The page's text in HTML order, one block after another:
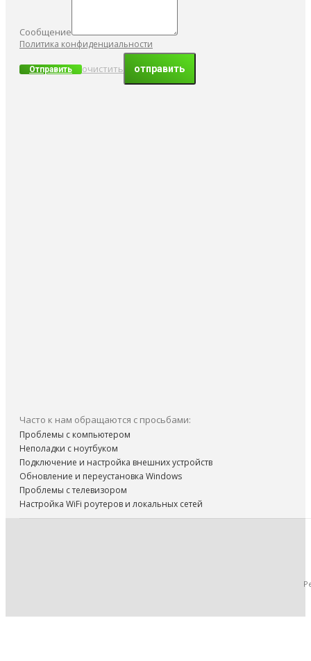
Сообщение
Политика конфиденциальности
Отправить очистить
Часто к нам обращаются с просьбами:
Проблемы с компьютером
Неполадки с ноутбуком
Подключение и настройка внешних устройств
Обновление и переустановка Windows
Проблемы с телевизором
Настройка WiFi роутеров и локальных сетей